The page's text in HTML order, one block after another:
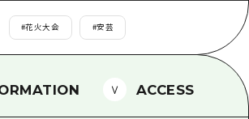
1泊2日
3日
観光案内所
島県を訪れる外国人旅行者向け情報一
#花火大会 #安芸
ACCESS